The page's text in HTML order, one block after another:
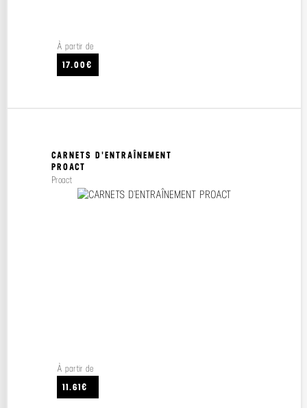
À partir de
17.00€
CARNETS D'ENTRAÎNEMENT
PROACT
Proact
À partir de
11.61€